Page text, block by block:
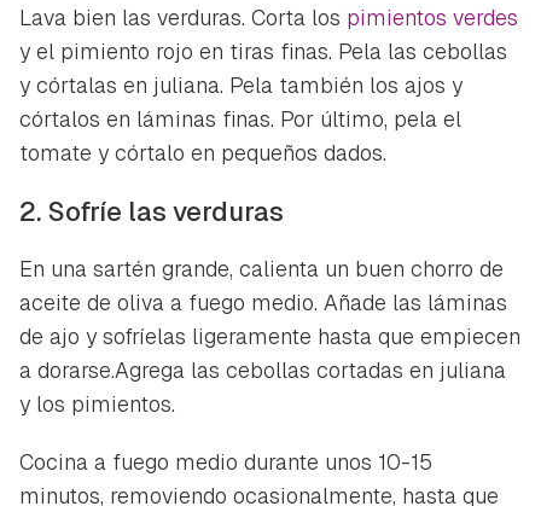
Lava bien las verduras. Corta los pimientos verdes
y el pimiento rojo en tiras finas. Pela las cebollas
y córtalas en juliana. Pela también los ajos y
córtalos en láminas finas. Por último, pela el
tomate y córtalo en pequeños dados.
2. Sofríe las verduras
En una sartén grande, calienta un buen chorro de
aceite de oliva a fuego medio. Añade las láminas
de ajo y sofríelas ligeramente hasta que empiecen
a dorarse.Agrega las cebollas cortadas en juliana
y los pimientos.
Cocina a fuego medio durante unos 10-15
minutos, removiendo ocasionalmente, hasta que